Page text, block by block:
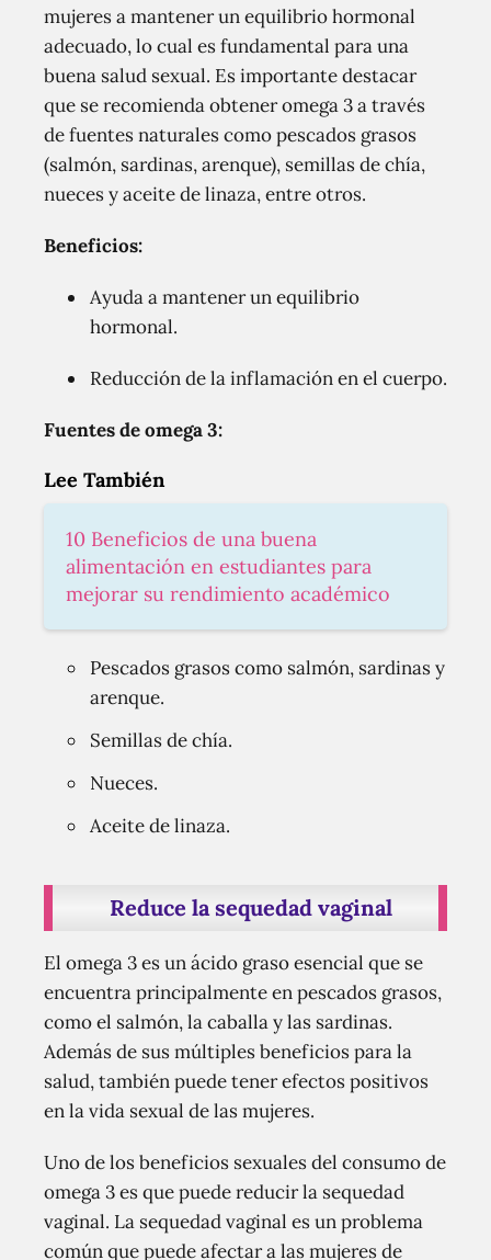
mujeres a mantener un equilibrio hormonal
adecuado, lo cual es fundamental para una
buena salud sexual. Es importante destacar
que se recomienda obtener omega 3 a través
de fuentes naturales como pescados grasos
(salmón, sardinas, arenque), semillas de chía,
nueces y aceite de linaza, entre otros.
Beneficios:
Ayuda a mantener un equilibrio
hormonal.
Reducción de la inflamación en el cuerpo.
Fuentes de omega 3:
Lee También
10 Beneficios de una buena
alimentación en estudiantes para
mejorar su rendimiento académico
Pescados grasos como salmón, sardinas y
arenque.
Semillas de chía.
Nueces.
Aceite de linaza.
Reduce la sequedad vaginal
El omega 3 es un ácido graso esencial que se
encuentra principalmente en pescados grasos,
como el salmón, la caballa y las sardinas.
Además de sus múltiples beneficios para la
salud, también puede tener efectos positivos
en la vida sexual de las mujeres.
Uno de los beneficios sexuales del consumo de
omega 3 es que puede reducir la sequedad
vaginal. La sequedad vaginal es un problema
común que puede afectar a las mujeres de